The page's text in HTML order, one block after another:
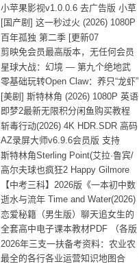
常登录了
小苹果影视v1.0.0.6 去广告版 小草
影视v2.5
[国产剧] 这一秒过火 (2026) 1080P
国语中
百年孤独 第二季 [更新07
集]2026.HD1080P.X
剪映免会员最高版本，无任何会员
按钮，免会
星球大战：幻境 — 第九个绝地武
士 (2026)
零基础玩转Open Claw：养只“龙虾”
当助理
[美剧] 斯特林角 (2026) 1080P 英语
中字 (
即梦2最新无限积分闲鱼购买教程
斩毒行动(2026) 4K HDR.SDR 高码
率 【国语
AZ录屏大师v6.9.6会员版 支持
1080P/60fps
斯特林角Sterling Point(艾拉·鲁宾/
艾米丽
高尔夫球也疯狂2 Happy Gilmore
2(2025) WE
【中考三科】2026版《一本初中数
理化公式定
逝水与流年 Time and Water(2026)
【简繁英
恋爱秘籍（男生版）聊天追女生的
话术技巧，
全套高中电子课本教材PDF （各版
本齐全）【
2026年三支一扶备考资料：农业农
村知识考前
最全的各行各业运营知识地图合